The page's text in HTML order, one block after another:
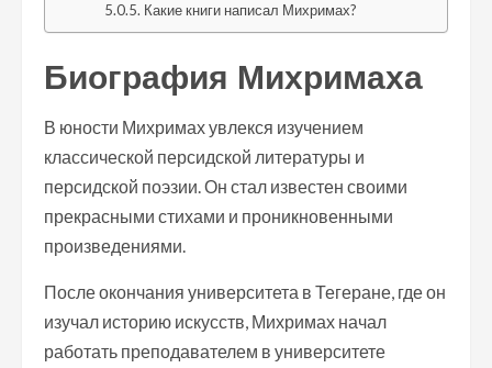
Какие книги написал Михримах?
Биография Михримаха
В юности Михримах увлекся изучением
классической персидской литературы и
персидской поэзии. Он стал известен своими
прекрасными стихами и проникновенными
произведениями.
После окончания университета в Тегеране, где он
изучал историю искусств, Михримах начал
работать преподавателем в университете